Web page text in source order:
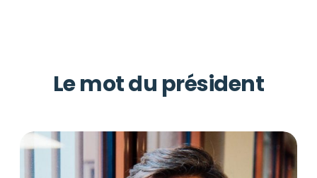
Le mot du président